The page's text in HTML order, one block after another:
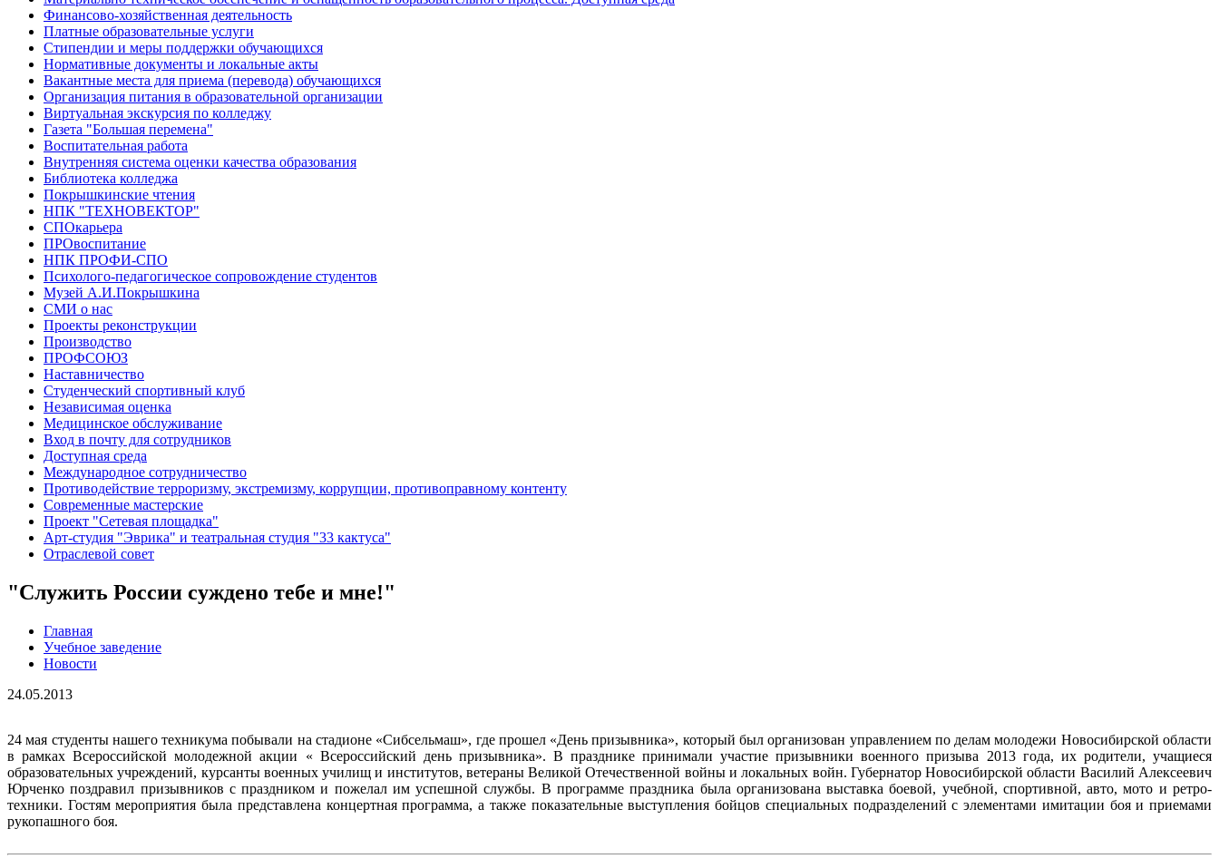
Финансово-хозяйственная деятельность
Платные образовательные услуги
Стипендии и меры поддержки обучающихся
Нормативные документы и локальные акты
Вакантные места для приема (перевода) обучающихся
Организация питания в образовательной организации
Виртуальная экскурсия по колледжу
Газета "Большая перемена"
Воспитательная работа
Внутренняя система оценки качества образования
Библиотека колледжа
Покрышкинские чтения
НПК "ТЕХНОВЕКТОР"
СПОкарьера
ПРОвоспитание
НПК ПРОФИ-СПО
Психолого-педагогическое сопровождение студентов
Музей А.И.Покрышкина
СМИ о нас
Проекты реконструкции
Производство
ПРОФСОЮЗ
Наставничество
Студенческий спортивный клуб
Независимая оценка
Медицинское обслуживание
Вход в почту для сотрудников
Доступная среда
Международное сотрудничество
Противодействие терроризму, экстремизму, коррупции, противоправному контенту
Современные мастерские
Проект "Сетевая площадка"
Арт-студия "Эврика" и театральная студия "33 кактуса"
Отраслевой совет
"Служить России суждено тебе и мне!"
Главная
Учебное заведение
Новости
24.05.2013
24 мая студенты нашего техникума побывали на стадионе «Сибсельмаш», где прошел «День призывника», который был организован управлением по делам молодежи Новосибирской области
в рамках Всероссийской молодежной акции « Всероссийский день призывника». В празднике принимали участие призывники военного призыва 2013 года, их родители, учащиеся
образовательных учреждений, курсанты военных училищ и институтов, ветераны Великой Отечественной войны и локальных войн. Губернатор Новосибирской области Василий Алексеевич
Юрченко поздравил призывников с праздником и пожелал им успешной службы. В программе праздника была организована выставка боевой, учебной, спортивной, авто, мото и ретро-
техники. Гостям мероприятия была представлена концертная программа, а также показательные выступления бойцов специальных подразделений с элементами имитации боя и приемами
рукопашного боя.